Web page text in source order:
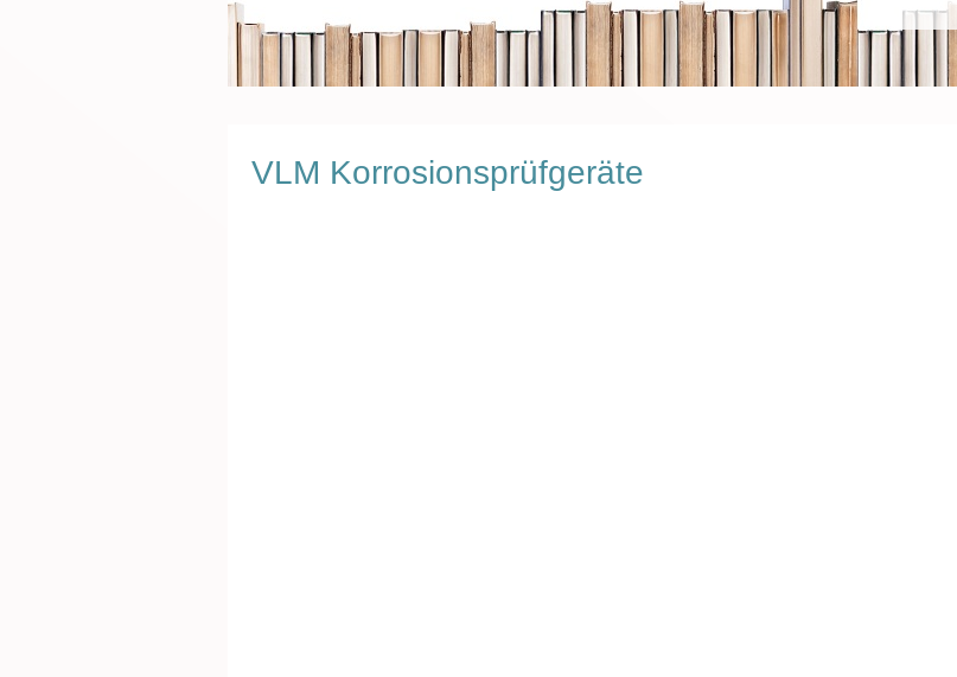
VLM Korrosionsprüfgeräte